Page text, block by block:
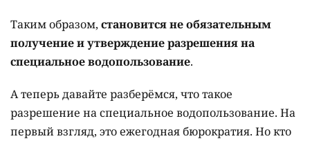
Таким образом, становится не обязательным
получение и утверждение разрешения на
специальное водопользование.
А теперь давайте разберёмся, что такое
разрешение на специальное водопользование. На
первый взгляд, это ежегодная бюрократия. Но кто